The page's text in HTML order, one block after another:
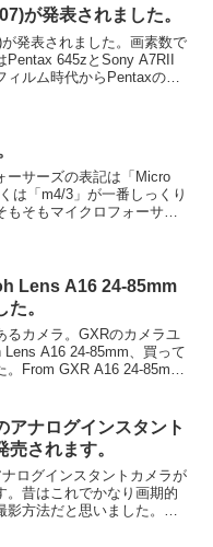
の道具箱は光学設計のレン
を辿って...
が発表されました。
発表されました。画素数で
Pentax 645zとSony A7RII
ィルム時代からPentaxの
ーサーズの表記は「Micro
は「m4/3」が一番しっくり
もそもマイクロフォーサー
Lens A16 24-85mm
た。
るカメラ。GXRのカメラユ
Lens A16 24-85mm、買って
。From GXR A16 24-85mm
距離...
アナログインスタント
売されます。
ナログインスタントカメラが
。昔はこれでかなり画期的
影方法だと思いました。取